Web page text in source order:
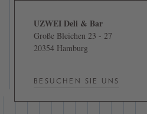
UZWEI Deli & Bar
Große Bleichen 23 - 27
20354 Hamburg
BESUCHEN SIE UNS